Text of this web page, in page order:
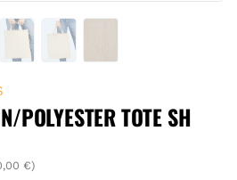
POLYESTER TOTE SH
€)